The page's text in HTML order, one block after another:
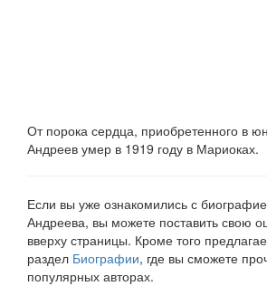
От порока сердца, приобретенного в
Андреев умер в 1919 году в Мариоках.
Если вы уже ознакомились с
Андреева, вы можете поставить свою
вверху страницы. Кроме того
раздел Биографии, где вы сможете
популярных авторах.